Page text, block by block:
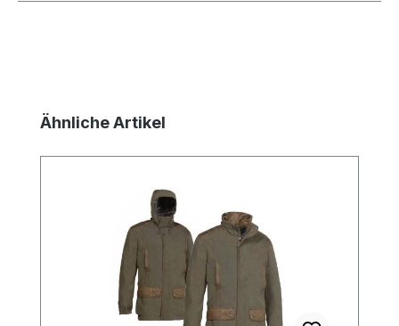
Produktgalerie überspringen
Ähnliche Artikel